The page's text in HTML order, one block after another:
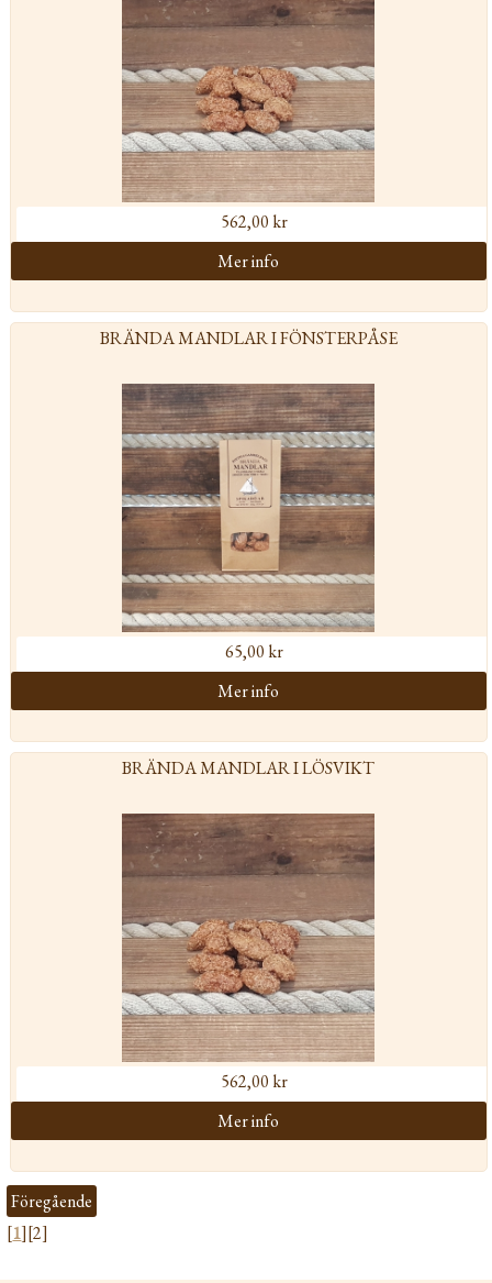
562,00 kr
BRÄNDA MANDLAR I FÖNSTERPÅSE
65,00 kr
BRÄNDA MANDLAR I LÖSVIKT
562,00 kr
Föregående
[1][2]